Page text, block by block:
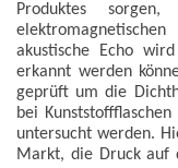
Produktes
akustische Echo
erkannt werden
geprüft um die
bei
untersucht werden.
Markt, die Druck auf